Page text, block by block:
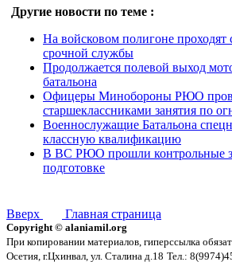
Другие новости по теме :
На войсковом полигоне проходят
срочной службы
Продолжается полевой выход
батальона
Офицеры Минобороны РЮО
старшеклассниками занятия по
Военнослужащие Батальона
классную квалификацию
В ВС РЮО прошли контрольные
подготовке
Вверх Главная страница
Copyright © alaniamil.org
При копировании материалов, гиперссылка
Осетия, г.Цхинвал, ул. Сталина д.18 Тел.: